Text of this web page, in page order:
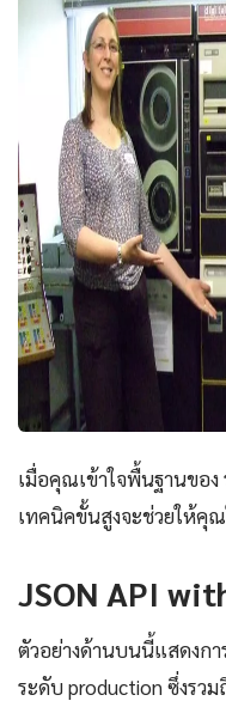
เมื่อคุณเข้าใจพื้นฐานของ
เทคนิคขั้นสูงจะช่วยให้คุ
JSON API
ตัวอย่างด้านบนนี้แสดงกา
ระดับ production ซึ่งรวม